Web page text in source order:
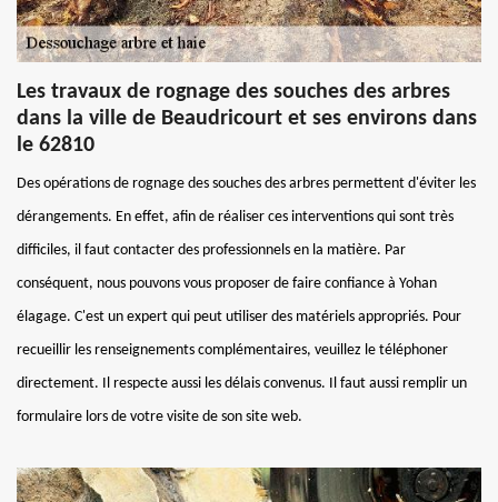
Les travaux de rognage des souches des arbres
dans la ville de Beaudricourt et ses environs dans
le 62810
Des opérations de rognage des souches des arbres permettent d'éviter les
dérangements. En effet, afin de réaliser ces interventions qui sont très
difficiles, il faut contacter des professionnels en la matière. Par
conséquent, nous pouvons vous proposer de faire confiance à Yohan
élagage. C'est un expert qui peut utiliser des matériels appropriés. Pour
recueillir les renseignements complémentaires, veuillez le téléphoner
directement. Il respecte aussi les délais convenus. Il faut aussi remplir un
formulaire lors de votre visite de son site web.